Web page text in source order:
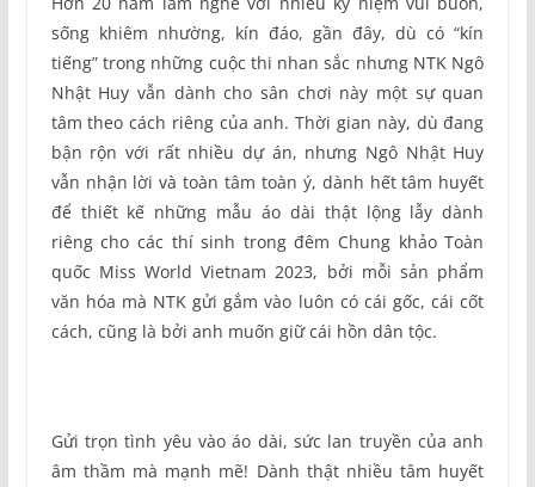
sống khiêm nhường, kín đáo, gần đây, dù có “kín
tiếng” trong những cuộc thi nhan sắc nhưng NTK Ngô
Nhật Huy vẫn dành cho sân chơi này một sự quan
tâm theo cách riêng của anh. Thời gian này, dù đang
bận rộn với rất nhiều dự án, nhưng Ngô Nhật Huy
vẫn nhận lời và toàn tâm toàn ý, dành hết tâm huyết
để thiết kế những mẫu áo dài thật lộng lẫy dành
riêng cho các thí sinh trong đêm Chung khảo Toàn
quốc Miss World Vietnam 2023, bởi mỗi sản phẩm
văn hóa mà NTK gửi gắm vào luôn có cái gốc, cái cốt
cách, cũng là bởi anh muốn giữ cái hồn dân tộc.
Gửi trọn tình yêu vào áo dài, sức lan truyền của anh
âm thầm mà mạnh mẽ! Dành thật nhiều tâm huyết